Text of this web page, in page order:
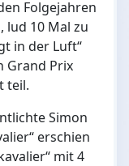
Folgejahren
10 Mal zu
in der Luft“
Grand Prix
teil.
Simon
erschien
mit 4